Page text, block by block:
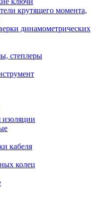
крутящего момента,
динамометрических
степлеры
кабеля
колец